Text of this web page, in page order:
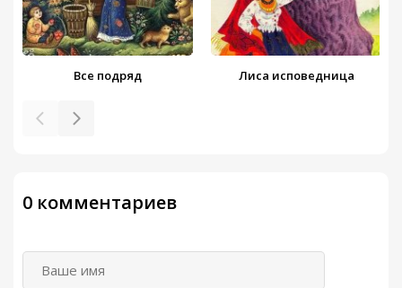
Все подряд Лиса исповедница
0 комментариев